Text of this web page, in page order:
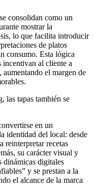
consolidan como un
mostrar la
lo que facilita introducir
de platos
consumo. Esta lógica
incentivan al cliente a
el margen de
las tapas también se
en un
identidad del local: desde
reinterpretar recetas
su carácter visual y
dinámicas digitales
y se prestan a la
el alcance de la marca